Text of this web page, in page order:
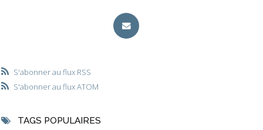
S'abonner au flux RSS
S'abonner au flux ATOM
TAGS POPULAIRES